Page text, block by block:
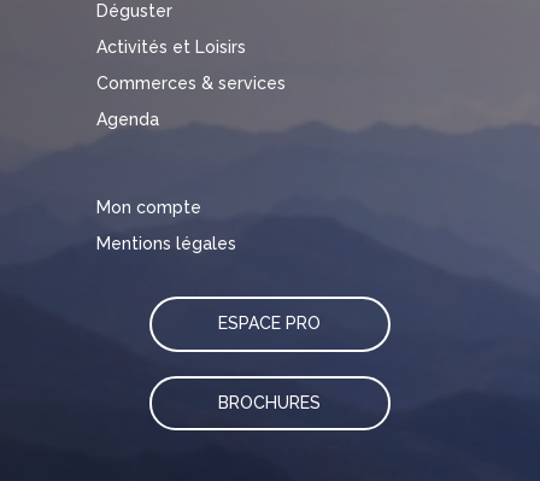
Déguster
Activités et Loisirs
Commerces & services
Agenda
Mon compte
Mentions légales
ESPACE PRO
BROCHURES